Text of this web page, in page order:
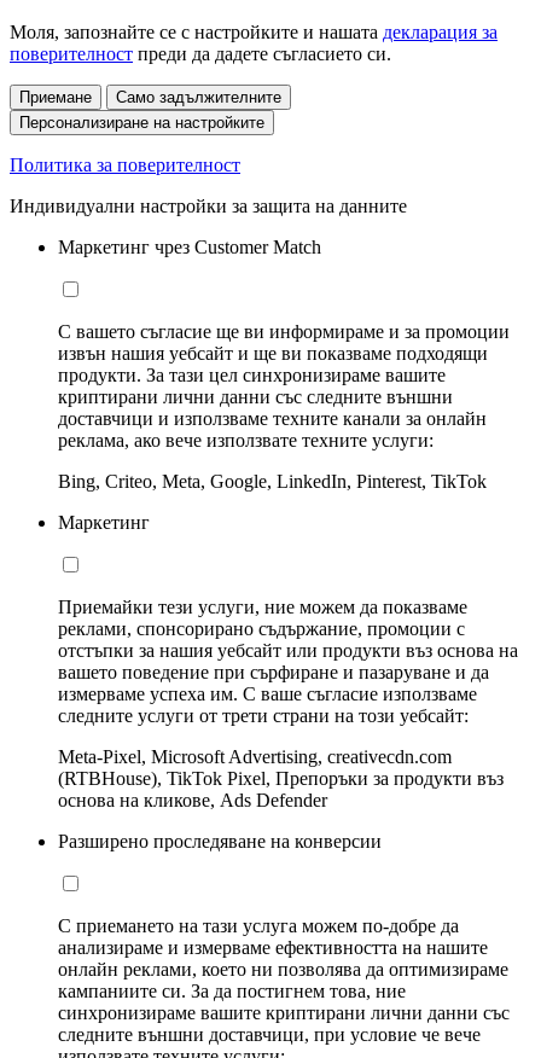
Моля, запознайте се с настройките и нашата декларация за
поверителност преди да дадете съгласието си.
Приемане
Само задължителните
Персонализиране на настройките
Политика за поверителност
Индивидуални настройки за защита на данните
Маркетинг чрез Customer Match
С вашето съгласие ще ви информираме и за промоции
извън нашия уебсайт и ще ви показваме подходящи
продукти. За тази цел синхронизираме вашите
криптирани лични данни със следните външни
доставчици и използваме техните канали за онлайн
реклама, ако вече използвате техните услуги:
Bing, Criteo, Meta, Google, LinkedIn, Pinterest, TikTok
Маркетинг
Приемайки тези услуги, ние можем да показваме
реклами, спонсорирано съдържание, промоции с
отстъпки за нашия уебсайт или продукти въз основа на
вашето поведение при сърфиране и пазаруване и да
измерваме успеха им. С ваше съгласие използваме
следните услуги от трети страни на този уебсайт:
Meta-Pixel, Microsoft Advertising, creativecdn.com
(RTBHouse), TikTok Pixel, Препоръки за продукти въз
основа на кликове, Ads Defender
Разширено проследяване на конверсии
С приемането на тази услуга можем по-добре да
анализираме и измерваме ефективността на нашите
онлайн реклами, което ни позволява да оптимизираме
кампаниите си. За да постигнем това, ние
синхронизираме вашите криптирани лични данни със
следните външни доставчици, при условие че вече